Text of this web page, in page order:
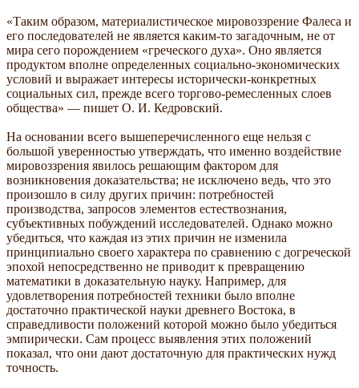
«Таким образом, материалистическое мировоззрение Фалеса и
его последователей не является каким-то загадочным, не от
мира сего порождением «греческого духа». Оно является
продуктом вполне определенных социально-экономических
условий и выражает интересы исторически-конкретных
социальных сил, прежде всего торгово-ремесленных слоев
общества» — пишет О. И. Кедровский.
На основании всего вышеперечисленного еще нельзя с
большой уверенностью утверждать, что именно воздействие
мировоззрения явилось решающим фактором для
возникновения доказательства; не исключено ведь, что это
произошло в силу других причин: потребностей
производства, запросов элементов естествознания,
субъективных побуждений исследователей. Однако можно
убедиться, что каждая из этих причин не изменила
принципиально своего характера по сравнению с догреческой
эпохой непосредственно не приводит к превращению
математики в доказательную науку. Например, для
удовлетворения потребностей техники было вполне
достаточно практической науки древнего Востока, в
справедливости положений которой можно было убедиться
эмпирически. Сам процесс выявления этих положений
показал, что они дают достаточную для практических нужд
точность.